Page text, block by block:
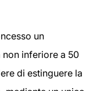
un
non inferiore a 50
di estinguere la